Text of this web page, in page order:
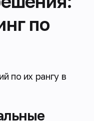
по
по их рангу в